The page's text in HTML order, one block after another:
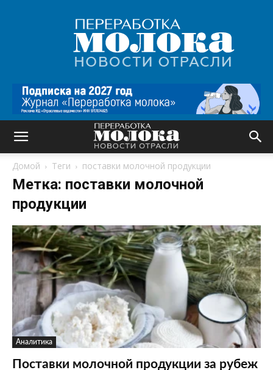
Переработка
молока
|
Новости
Домой Теги поставки молочной продукции
Метка: поставки молочной
продукции
Аналитика
Поставки молочной продукции за рубеж